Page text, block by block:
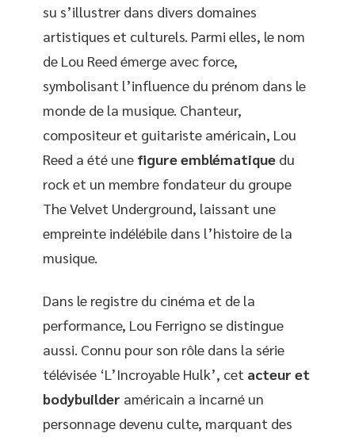
su s’illustrer dans divers domaines
artistiques et culturels. Parmi elles, le nom
de Lou Reed émerge avec force,
symbolisant l’influence du prénom dans le
monde de la musique. Chanteur,
compositeur et guitariste américain, Lou
Reed a été une figure emblématique du
rock et un membre fondateur du groupe
The Velvet Underground, laissant une
empreinte indélébile dans l’histoire de la
musique.
Dans le registre du cinéma et de la
performance, Lou Ferrigno se distingue
aussi. Connu pour son rôle dans la série
télévisée ‘L’Incroyable Hulk’, cet acteur et
bodybuilder américain a incarné un
personnage devenu culte, marquant des